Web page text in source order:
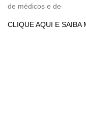
de médicos e de
CLIQUE AQUI E SAIBA